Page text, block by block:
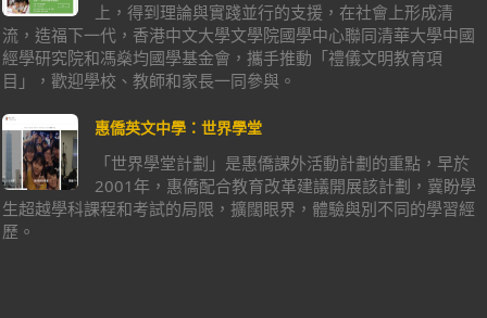
上，得到理論與實踐並行的支援，在社會上形成清
流，造福下一代，香港中文大學文學院國學中心聯同清華大學中國
經學研究院和馮燊均國學基金會，攜手推動「禮儀文明教育項
目」，歡迎學校、教師和家長一同參與。
惠僑英文中學：世界學堂
「世界學堂計劃」是惠僑課外活動計劃的重點，早於
2001年，惠僑配合教育改革建議開展該計劃，冀盼學
生超越學科課程和考試的局限，擴闊眼界，體驗與別不同的學習經
歷。